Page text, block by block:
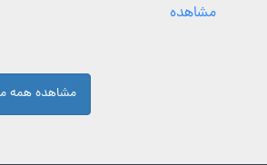
مشاهده
مشاهده همه